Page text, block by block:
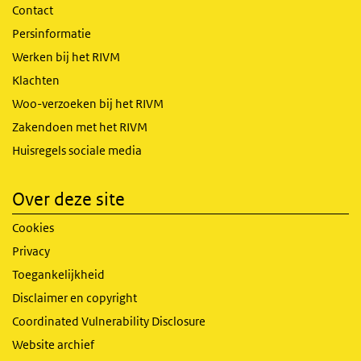
Contact
Persinformatie
Werken bij het RIVM
Klachten
Woo-verzoeken bij het RIVM
Zakendoen met het RIVM
Huisregels sociale media
Over deze site
Cookies
Privacy
Toegankelijkheid
Disclaimer en copyright
Coordinated Vulnerability Disclosure
Website archief